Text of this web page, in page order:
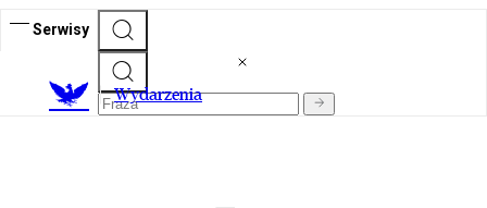
Serwisy
Wydarzenia